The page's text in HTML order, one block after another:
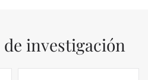
investigación